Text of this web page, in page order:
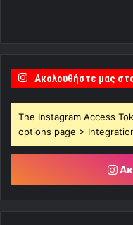
Ακολουθήστε μας
The Instagram Access
options page >